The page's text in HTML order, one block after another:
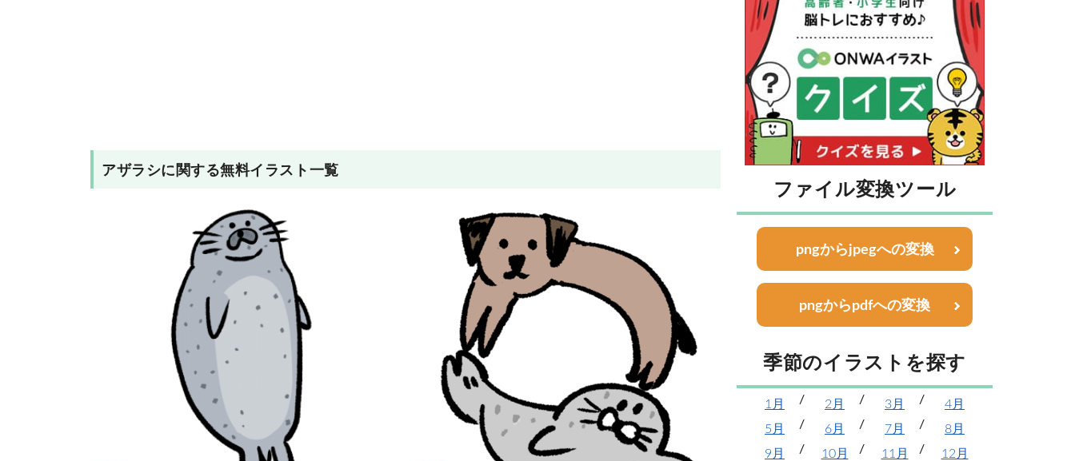
アザラシに関する無料イラスト一覧
ファイル変換ツール
pngからjpegへの変換
pngからpdfへの変換
季節のイラストを探す
1月 2月 3月
4月
5月
6月 7月
8月
9月
10月 11月
12月